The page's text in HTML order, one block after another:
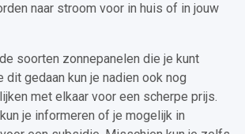
naar stroom voor in huis of in jouw
soorten zonnepanelen die je kunt
dit gedaan kun je nadien ook nog
met elkaar voor een scherpe prijs.
je informeren of je mogelijk in